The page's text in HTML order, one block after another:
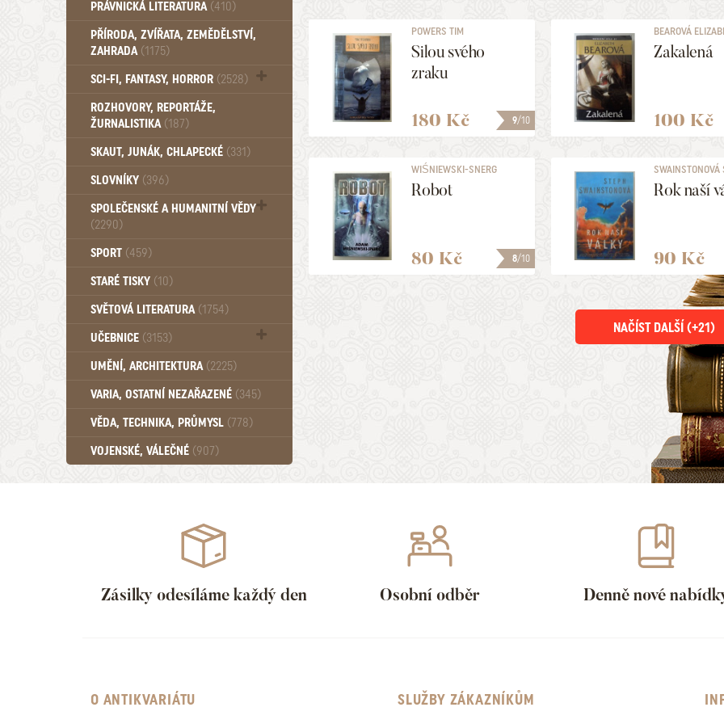
PRÁVNICKÁ LITERATURA (410)
PŘÍRODA, ZVÍŘATA, ZEMĚDĚLSTVÍ,
ZAHRADA (1175)
SCI-FI, FANTASY, HORROR (2528)
UFO (14)
ROZHOVORY, REPORTÁŽE,
ŽURNALISTIKA (187)
SKAUT, JUNÁK, CHLAPECKÉ (331)
SLOVNÍKY (396)
SPOLEČENSKÉ A HUMANITNÍ VĚDY
(2290)
Pedagogika (191)
Psychologie a osobní rozvoj (760)
SPORT (459)
STARÉ TISKY (10)
SVĚTOVÁ LITERATURA (1754)
UČEBNICE (3153)
Učebnice - Jazykové (1297)
Učebnice - VŠ (259)
Učebnice - ZŠ (556)
Učebnice - Ostatní (499)
UMĚNÍ, ARCHITEKTURA (2225)
VARIA, OSTATNÍ NEZAŘAZENÉ (345)
VĚDA, TECHNIKA, PRŮMYSL (778)
VOJENSKÉ, VÁLEČNÉ (907)
9/10
POWERS TIM
Silou svého
zraku
180 Kč
BEAROVÁ
Zakalená
100 Kč
8/10
WIŚNIEWSKI-SNERG
ADAM
Robot
80 Kč
SWAINSTONOVÁ
Rok naší
90 Kč
NAČÍST DALŠÍ (+21)
Zásilky odesíláme každý den Osobní odběr Denně nové
O ANTIKVARIÁTU SLUŽBY ZÁKAZNÍKŮM